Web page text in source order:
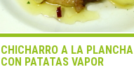
CHICHARRO A LA PLANCHA
CON PATATAS VAPOR